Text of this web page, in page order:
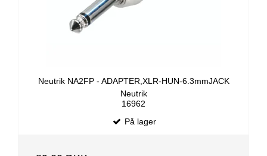
Neutrik NA2FP - ADAPTER,XLR-HUN-6.3mmJACK
Neutrik
16962
På lager